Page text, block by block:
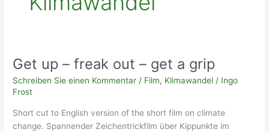
Get up – freak out – get a grip
Schreiben Sie einen Kommentar / Film, Klimawandel / Ingo
Frost
Short cut to English version of the short film on climate
change. Spannender Zeichentrickfilm über Kippunkte im